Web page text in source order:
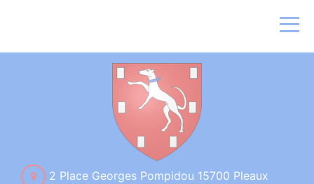
2 Place Georges Pompidou 15700 Pleaux